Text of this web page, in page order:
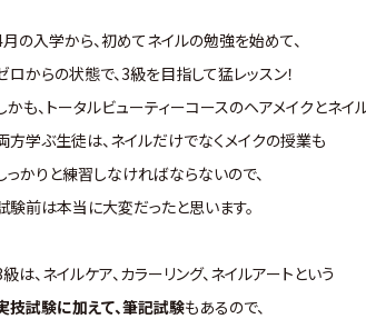
の入学から、初めてネイルの勉強を始めて、
ロからの状態で、3級を目指して猛レッスン！
かも、トータルビューティーコースのヘアメイクとネイ
方学ぶ生徒は、ネイルだけでなくメイクの授業も
っかりと練習しなければならないので、
験前は本当に大変だったと思います。
は、ネイルケア、カラーリング、ネイルアートという
技試験に加えて、筆記試験もあるので、